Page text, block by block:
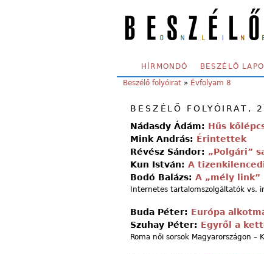
SECONDARY MENU
HÍRMONDÓ BESZÉLŐ
YOU ARE HERE:
Beszélő folyóirat » Évfolyam 8
BESZÉLŐ FOLYÓIRAT,
Nádasdy Ádám: Hűs
Mink András: Érintettek
Révész Sándor: „Polgári”
Kun István: A
Bodó Balázs: A „mély link”
Internetes tartalomszolgáltatók vs.
Buda Péter: Európa
Szuhay Péter: Egyről a
Roma női sorsok Magyarországon